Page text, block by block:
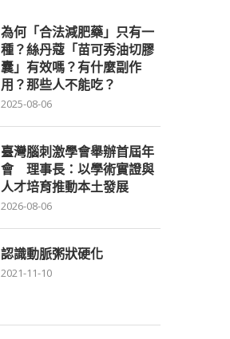
為何「合法減肥藥」只有一
種？絲丹蔻「苗可秀油切膠
囊」有效嗎？有什麼副作
用？那些人不能吃？
2025-08-06
臺灣腦刺激學會舉辦首屆年
會 理事長：以學術實證與
人才培育推動本土發展
2026-08-06
認識動脈粥狀硬化
2021-11-10